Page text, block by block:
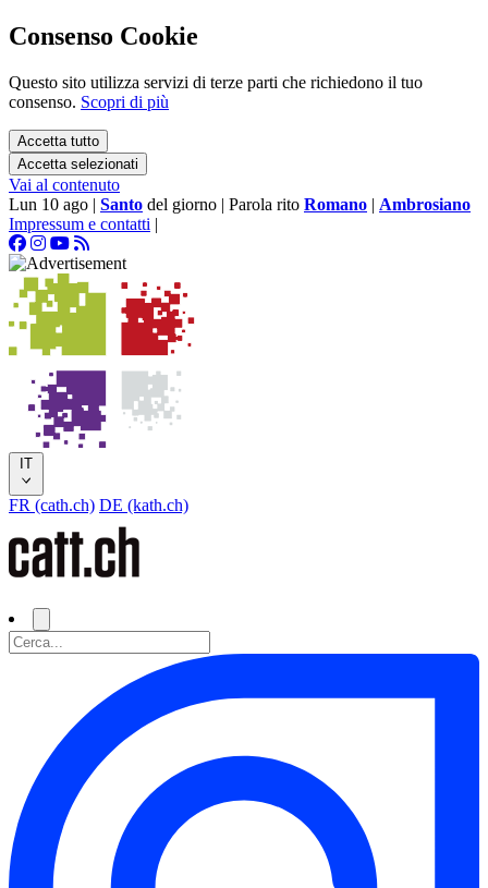
Consenso Cookie
Questo sito utilizza servizi di terze parti che richiedono il tuo
consenso. Scopri di più
Accetta tutto
Accetta selezionati
Vai al contenuto
Lun 10 ago | Santo del giorno | Parola rito Romano | Ambrosiano
Impressum e contatti |
IT
FR (cath.ch) DE (kath.ch)